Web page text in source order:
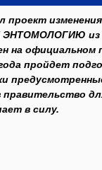
проект
из
на
пройдет
в силу.